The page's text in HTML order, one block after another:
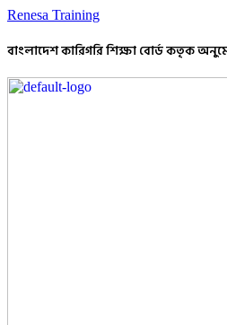
Renesa Training
বাংলাদেশ কারিগরি শিক্ষা বোর্ড কতৃক